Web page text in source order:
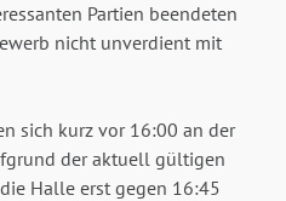
Partien beendeten
nicht unverdient mit
sich kurz vor 16:00 an der
der aktuell gültigen
Halle erst gegen 16:45